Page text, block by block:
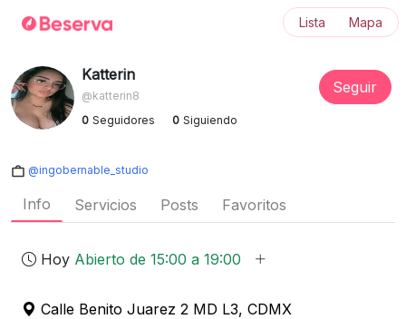
Lista Mapa
Katterin
@katterin8
0 Seguidores 0 Siguiendo
Seguir
@ingobernable_studio
Info Servicios Posts Favoritos
Hoy Abierto de 15:00 a 19:00
Calle Benito Juarez 2 MD L3, CDMX